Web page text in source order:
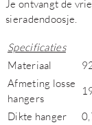
Je ontvangt de
sieradendoosje.
Specificaties
Materiaal
Afmeting losse
hangers
Dikte hanger